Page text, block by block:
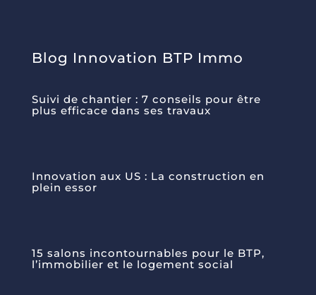
Blog Innovation BTP Immo
Suivi de chantier : 7 conseils pour être
plus efficace dans ses travaux
Innovation aux US : La construction en
plein essor
15 salons incontournables pour le BTP,
l’immobilier et le logement social